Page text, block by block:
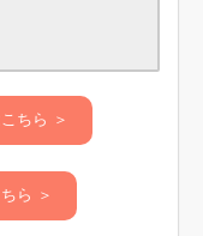
ちら ＞
ら ＞